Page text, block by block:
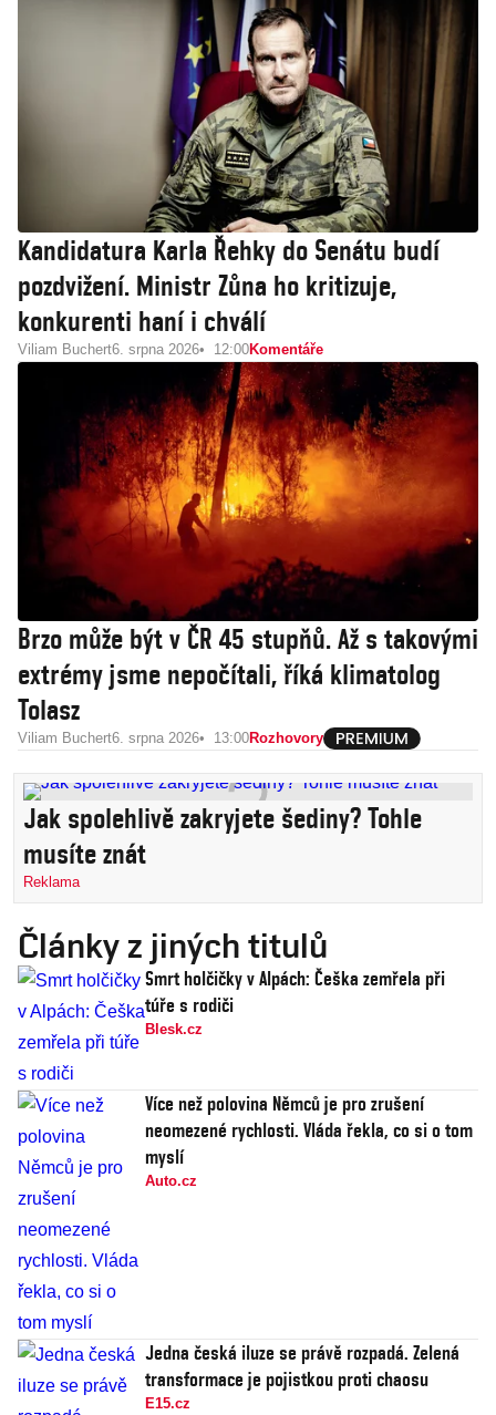
Kandidatura Karla Řehky do Senátu budí
pozdvižení. Ministr Zůna ho kritizuje,
konkurenti haní i chválí
Viliam Buchert6. srpna 2026 12:00Komentáře
Brzo může být v ČR 45 stupňů. Až s takovými
extrémy jsme nepočítali, říká klimatolog
Tolasz
Viliam Buchert6. srpna 2026 13:00Rozhovory
Jak spolehlivě zakryjete šediny? Tohle
musíte znát
Reklama
Články z jiných titulů
Smrt holčičky v Alpách: Češka zemřela při
túře s rodiči
Blesk.cz
Více než polovina Němců je pro zrušení
neomezené rychlosti. Vláda řekla, co si o tom
myslí
Auto.cz
Jedna česká iluze se právě rozpadá. Zelená
transformace je pojistkou proti chaosu
E15.cz